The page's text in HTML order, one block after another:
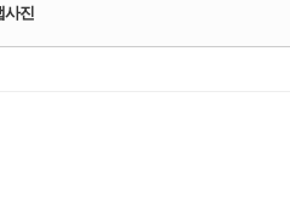
사진
치북5